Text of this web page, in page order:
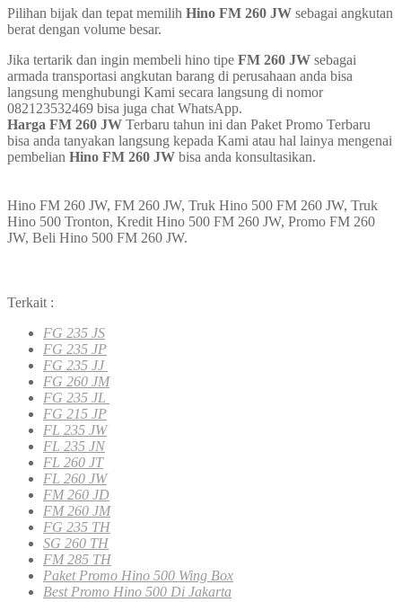
Pilihan bijak dan tepat memilih Hino FM 260 JW sebagai angkutan
berat dengan volume besar.
Jika tertarik dan ingin membeli hino tipe FM 260 JW sebagai
armada transportasi angkutan barang di perusahaan anda bisa
langsung menghubungi Kami secara langsung di nomor
082123532469 bisa juga chat WhatsApp.
Harga FM 260 JW Terbaru tahun ini dan Paket Promo Terbaru
bisa anda tanyakan langsung kepada Kami atau hal lainya mengenai
pembelian Hino FM 260 JW bisa anda konsultasikan.
Hino FM 260 JW, FM 260 JW, Truk Hino 500 FM 260 JW, Truk
Hino 500 Tronton, Kredit Hino 500 FM 260 JW, Promo FM 260
JW, Beli Hino 500 FM 260 JW.
Terkait :
FG 235 JS
FG 235 JP
FG 235 JJ
FG 260 JM
FG 235 JL
FG 215 JP
FL 235 JW
FL 235 JN
FL 260 JT
FL 260 JW
FM 260 JD
FM 260 JM
FG 235 TH
SG 260 TH
FM 285 TH
Paket Promo Hino 500 Wing Box
Best Promo Hino 500 Di Jakarta